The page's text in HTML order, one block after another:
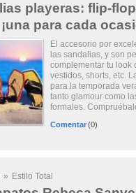
playeras: flip-
para cada
El accesorio por
las sandalias, y son
complementar tu look
vestidos, shorts, etc.
para la temporada
tanto glamour como
formales.
Comentar(0)
» Estilo Total